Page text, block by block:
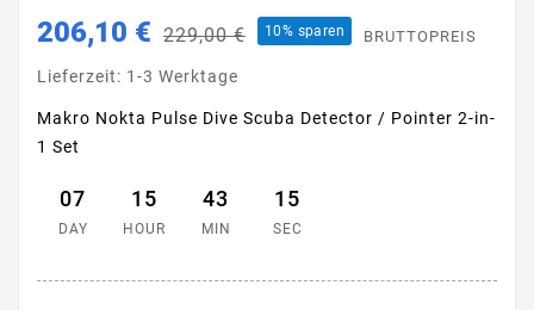
206,10 € 229,00 € 10% sparen BRUTTOPREIS
Lieferzeit: 1-3 Werktage
Makro Nokta Pulse Dive Scuba Detector / Pointer 2-in-
1 Set
07
DAY
15
HOUR
43
MIN
15
SEC